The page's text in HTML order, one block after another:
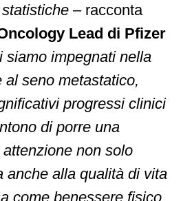
– racconta
Lead di Pfizer
siamo impegnati nella
seno metastatico,
progressi clinici
di porre una
non solo
anche alla qualità di vita
come benessere fisico,